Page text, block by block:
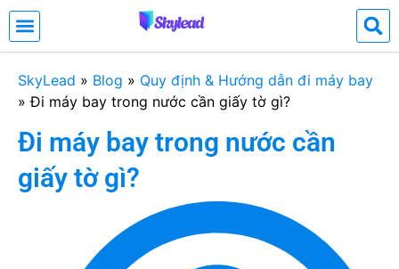
SkyLead » Blog » Quy định & Hướng dẫn đi máy bay
»Đi máy bay trong nước cần giấy tờ gì?
Đi máy bay trong nước cần
giấy tờ gì?